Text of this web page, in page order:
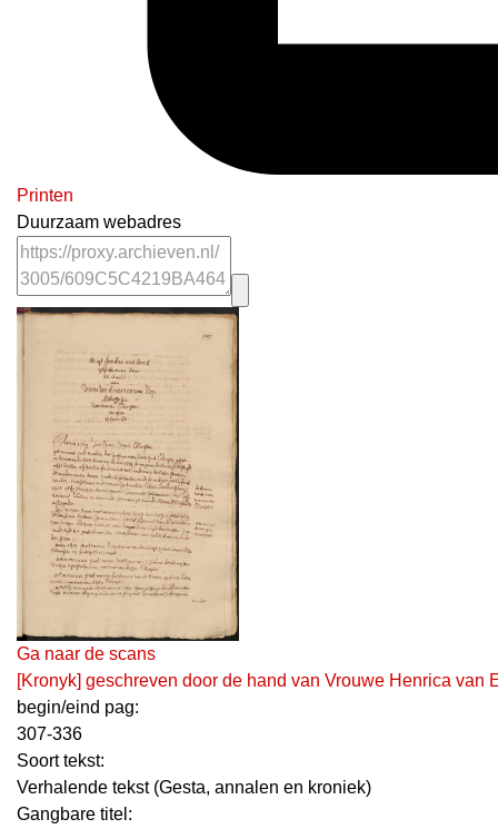
Printen
Duurzaam webadres
Ga naar de scans
[Kronyk] geschreven door de hand van Vrouwe Henrica
begin/eind pag:
307-336
Soort tekst:
Verhalende tekst (Gesta, annalen en kroniek)
Gangbare titel: